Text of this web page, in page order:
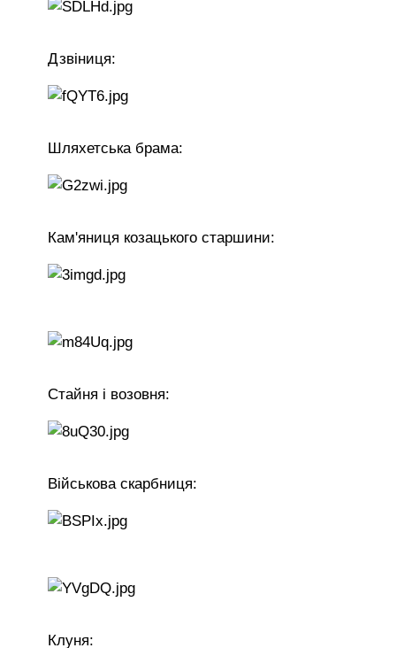
Дзвіниця:
Шляхетська брама:
Кам'яниця козацького старшини:
Стайня і возовня:
Військова скарбниця:
Клуня: